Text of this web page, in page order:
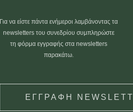
Για να είστε πάντα ενήμεροι λαμβάνοντας τα
newsletters του συνεδρίου συμπληρώστε
τη φόρμα εγγραφής στα newsletters
παρακάτω.
ΕΓΓΡΑΦΗ